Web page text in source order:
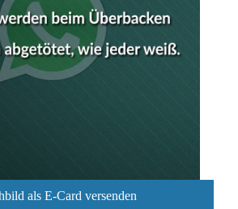
als E-Card versenden